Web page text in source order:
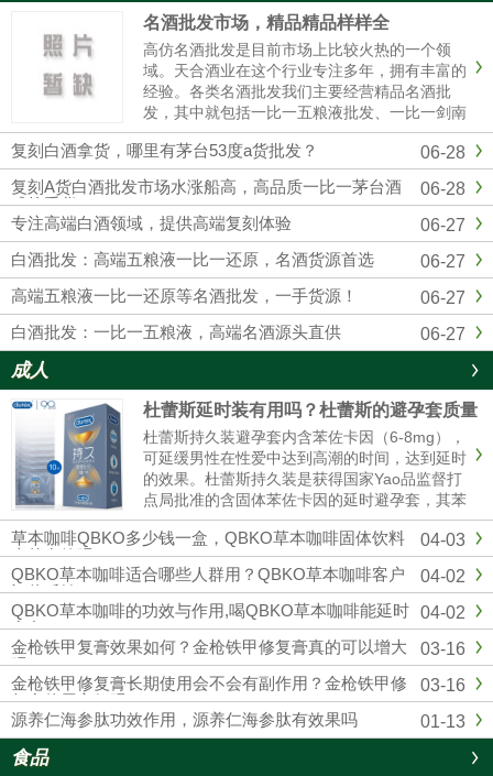
名酒批发市场，精品精品样样全
高仿名酒批发是目前市场上比较火热的一个领
域。天合酒业在这个行业专注多年，拥有丰富的
经验。各类名酒批发我们主要经营精品名酒批
发，其中就包括一比一五粮液批发、一比一剑南
春批发、一比一国窖1573批发等。这些都是市场
上非常受欢迎的产品。对于想要购买五粮液的人
来说，一比一五粮液批发是个......
06-28
复刻白酒拿货，哪里有茅台53度a货批发？
06-28
复刻A货白酒批发市场水涨船高，高品质一比一茅台酒
成抢手货
06-27
专注高端白酒领域，提供高端复刻体验
06-27
白酒批发：高端五粮液一比一还原，名酒货源首选
06-27
高端五粮液一比一还原等名酒批发，一手货源！
06-27
白酒批发：一比一五粮液，高端名酒源头直供
成人
杜蕾斯延时装有用吗？杜蕾斯的避孕套质量
怎么样啊
杜蕾斯持久装避孕套内含苯佐卡因（6-8mg），
可延缓男性在性爱中达到高潮的时间，达到延时
的效果。杜蕾斯持久装是获得国家Yao品监督打
点局批准的含固体苯佐卡因的延时避孕套，其苯
佐卡因浓度符合美国FDA保举浓度以及欧洲CE
标准，用起来更安心。固态苯佐卡因在有效较低
敏感度的同时不存在外漏隐患，不用担心伴侣的
快感应感染到影响。杜蕾...
04-03
草本咖啡QBKO多少钱一盒，QBKO草本咖啡固体饮料
真的有效吗
04-02
QBKO草本咖啡适合哪些人群用？QBKO草本咖啡客户
评价反馈
04-02
QBKO草本咖啡的功效与作用,喝QBKO草本咖啡能延时
多久
03-16
金枪铁甲复膏效果如何？金枪铁甲修复膏真的可以增大
吗？
03-16
金枪铁甲修复膏长期使用会不会有副作用？金枪铁甲修
复膏使用方便吗？
01-13
源养仁海参肽功效作用，源养仁海参肽有效果吗
食品